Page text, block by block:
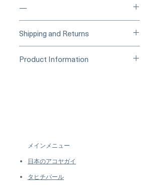
—
____Buy Securely on 1stDibs
Shipping and Returns
At Pearl Vogue, each piece is a
availability may vary at the time
of purchase.more details...
Product Information
Pearl: Round, 7–7.5 mm Akoya
AAA, Very Thick Nacre, White,
Aurora Luster
メインメニュー
日本のアコヤガイ
タヒチパール